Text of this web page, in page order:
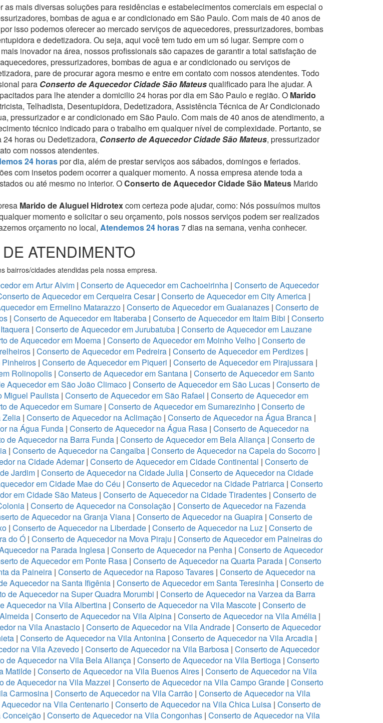
as mais diversas soluções para residências e estabelecimentos comerciais em especial o
bombas de agua e ar condicionado em São Paulo. Com mais de 40 anos de
isso podemos oferecer ao mercado serviços de aquecedores, pressurizadores, bombas
e dedetizadora. Ou seja, aqui você tem tudo em um só lugar. Sempre com o
inovador na área, nossos profissionais são capazes de garantir a total satisfação de
pressurizadores, bombas de agua e ar condicionado ou serviços de
pare de procurar agora mesmo e entre em contato com nossos atendentes. Todo
para Conserto de Aquecedor Cidade São Mateusqualificado para lhe ajudar. A
para lhe atender a domicilio 24 horas por dia em São Paulo e região. O Marido
Telhadista, Desentupidora, Dedetizadora, Assistência Técnica de Ar Condicionado
pressurizador e ar condicionado em São Paulo. Com mais de 40 anos de atendimento, a
técnico indicado para o trabalho em qualquer nível de complexidade. Portanto, se
horas ou Dedetizadora, Conserto de Aquecedor Cidade São Mateus, pressurizador
com nossos atendentes.
24 horaspor dia, além de prestar serviços aos sábados, domingos e feriados.
com insetos podem ocorrer a qualquer momento. A nossa empresa atende toda a
ou até mesmo no interior. OConserto de Aquecedor Cidade São Mateus Marido
Marido de Aluguel Hidrotexcom certeza pode ajudar, como: Nós possuímos muitos
momento e solicitar o seu orçamento, pois nossos serviços podem ser realizados
orçamento no local, Atendemos 24 horas7 dias na semana, venha conhecer.
ATENDIMENTO
bairros/cidades atendidas pela nossa empresa.
em Artur Alvim | Conserto de Aquecedor em Cachoeirinha| Conserto de Aquecedor
de Aquecedor em Cerqueira Cesar| Conserto de Aquecedor em City America |
em Ermelino Matarazzo | Conserto de Aquecedor em Guaianazes| Conserto de
| Conserto de Aquecedor em Itaberaba | Conserto de Aquecedor em Itaim Bibi | Conserto
| Conserto de Aquecedor em Jurubatuba| Conserto de Aquecedor em Lauzane
de Aquecedor em Moema| Conserto de Aquecedor em Moinho Velho | Conserto de
| Conserto de Aquecedor em Pedreira | Conserto de Aquecedor em Perdizes |
| Conserto de Aquecedor em Piqueri | Conserto de Aquecedor em Pirajussara |
Rolinopolis | Conserto de Aquecedor em Santana | Conserto de Aquecedor em Santo
Aquecedor em São João Climaco | Conserto de Aquecedor em São Lucas | Conserto de
Miguel Paulista| Conserto de Aquecedor em São Rafael | Conserto de Aquecedor em
de Aquecedor em Sumare | Conserto de Aquecedor em Sumarezinho | Conserto de
Zelia| Conserto de Aquecedor na Aclimação| Conserto de Aquecedor na Água Branca|
na Água Funda | Conserto de Aquecedor na Água Rasa | Conserto de Aquecedor na
de Aquecedor na Barra Funda | Conserto de Aquecedor em Bela Aliança | Conserto de
| Conserto de Aquecedor na Cangaiba| Conserto de Aquecedor na Capela do Socorro |
na Cidade Ademar| Conserto de Aquecedor em Cidade Continental | Conserto de
Jardim | Conserto de Aquecedor na Cidade Julia | Conserto de Aquecedor na Cidade
em Cidade Mae do Céu | Conserto de Aquecedor na Cidade Patriarca| Conserto
em Cidade São Mateus | Conserto de Aquecedor na Cidade Tiradentes | Conserto de
| Conserto de Aquecedor na Consolação | Conserto de Aquecedor na Fazenda
de Aquecedor na Granja Viana| Conserto de Aquecedor na Guapira| Conserto de
| Conserto de Aquecedor na Liberdade | Conserto de Aquecedor na Luz| Conserto de
do Ó| Conserto de Aquecedor na Mova Piraju | Conserto de Aquecedor em Paineiras do
na Parada Inglesa | Conserto de Aquecedor na Penha | Conserto de Aquecedor
de Aquecedor em Ponte Rasa | Conserto de Aquecedor na Quarta Parada | Conserto
da Paineira| Conserto de Aquecedor na Raposo Tavares| Conserto de Aquecedor na
Aquecedor na Santa Ifigênia | Conserto de Aquecedor em Santa Teresinha| Conserto de
de Aquecedor na Super Quadra Morumbi | Conserto de Aquecedor na Varzea da Barra
Aquecedor na Vila Albertina | Conserto de Aquecedor na Vila Mascote | Conserto de
| Conserto de Aquecedor na Vila Alpina | Conserto de Aquecedor na Vila Amélia |
na Vila Anastacio| Conserto de Aquecedor na Vila Andrade| Conserto de Aquecedor
| Conserto de Aquecedor na Vila Antonina | Conserto de Aquecedor na Vila Arcadia |
na Vila Azevedo | Conserto de Aquecedor na Vila Barbosa | Conserto de Aquecedor
de Aquecedor na Vila Bela Aliança | Conserto de Aquecedor na Vila Bertioga | Conserto
Matilde | Conserto de Aquecedor na Vila Buenos Aires | Conserto de Aquecedor na Vila
de Aquecedor na Vila Mazzei | Conserto de Aquecedor na Vila Campo Grande | Conserto
Carmosina | Conserto de Aquecedor na Vila Carrão | Conserto de Aquecedor na Vila
na Vila Centenario | Conserto de Aquecedor na Vila Chica Luisa | Conserto de
Conceição| Conserto de Aquecedor na Vila Congonhas| Conserto de Aquecedor na Vila